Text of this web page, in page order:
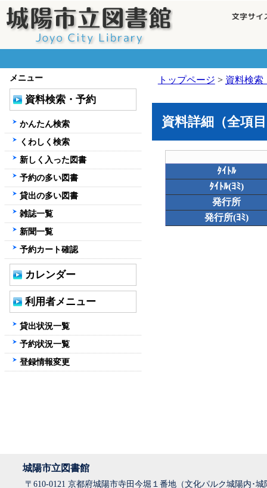
トップページ > 資料検索
資料詳細（全項
ﾀｲﾄﾙ
ﾀｲﾄﾙ(ﾖﾐ)
発行所
発行所(ﾖﾐ)
メニュー
資料検索・予約
かんたん検索
くわしく検索
新しく入った図書
予約の多い図書
貸出の多い図書
雑誌一覧
新聞一覧
予約カート確認
カレンダー
利用者メニュー
貸出状況一覧
予約状況一覧
登録情報変更
城陽市立図書館
〒610-0121 京都府城陽市寺田今堀１番地（文化パルク城陽内･